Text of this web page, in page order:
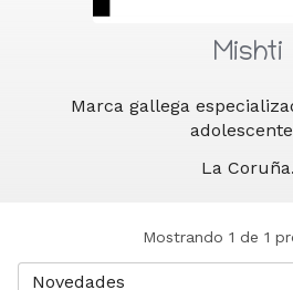
Mishti
Marca gallega
La Coruña.
Mostrando 1 de 1